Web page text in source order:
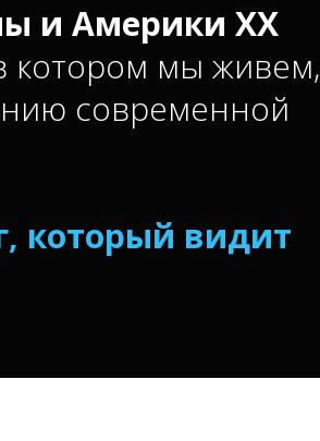
и Америки ХХ
котором мы живем,
современной
который видит